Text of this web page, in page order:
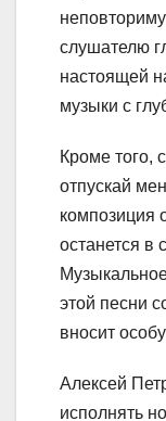
слушателю
настоящей
музыки с
Кроме того,
отпускай
композиция
останется в
этой песни
вносит
Алексей
исполнять